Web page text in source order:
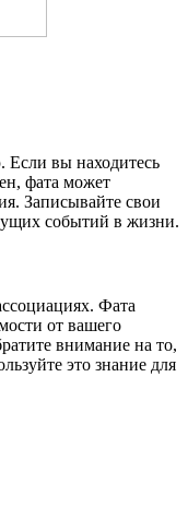
Если вы находитесь
фата может
Записывайте свои
событий в жизни.
Фата
от вашего
внимание на то,
это знание для